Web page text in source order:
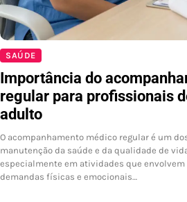
SAÚDE
Importância do
regular para profissionais
adulto
O acompanhamento médico regular é um
manutenção da saúde e da qualidade de
especialmente em atividades que
demandas físicas e emocionais…